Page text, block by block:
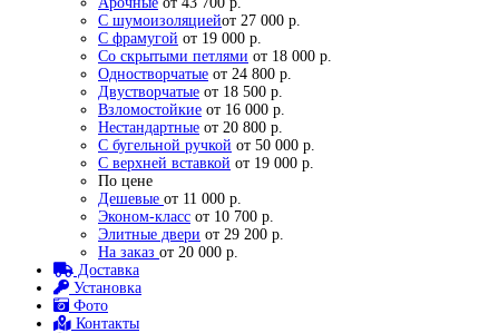
С шумоизоляциейот 27 000 р.
С фрамугой от 19 000 р.
Со скрытыми петлями от 18 000 р.
Одностворчатые от 24 800 р.
Двустворчатые от 18 500 р.
Взломостойкие от 16 000 р.
Нестандартные от 20 800 р.
С бугельной ручкой от 50 000 р.
С верхней вставкой от 19 000 р.
По цене
Дешевые от 11 000 р.
Эконом-класс от 10 700 р.
Элитные двери от 29 200 р.
На заказ от 20 000 р.
Доставка
Установка
Фото
Контакты